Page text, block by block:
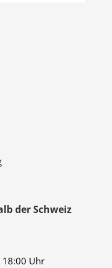
der Schweiz
18:00 Uhr